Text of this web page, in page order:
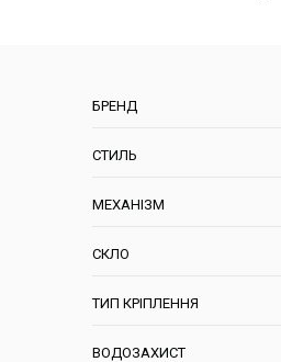
БРЕНД
СТИЛЬ
МЕХАНІЗМ
СКЛО
ТИП КРІПЛЕННЯ
ВОДОЗАХИСТ